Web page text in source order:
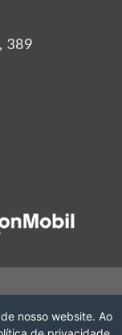
389
nosso website. Ao